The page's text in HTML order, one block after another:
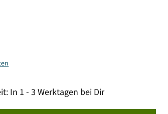
In 1 - 3 Werktagen bei Dir